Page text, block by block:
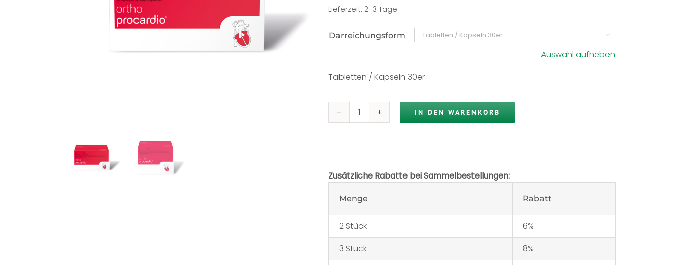
Lieferzeit: 2–3 Tage
Darreichungsform 
Auswahl aufheben
Tabletten / Kapseln 30er
orthoprocardio®IN DEN WARENKORB
Zusätzliche Rabatte bei Sammelbestellungen:
Menge Rabatt
2 Stück
6%
3 Stück
8%